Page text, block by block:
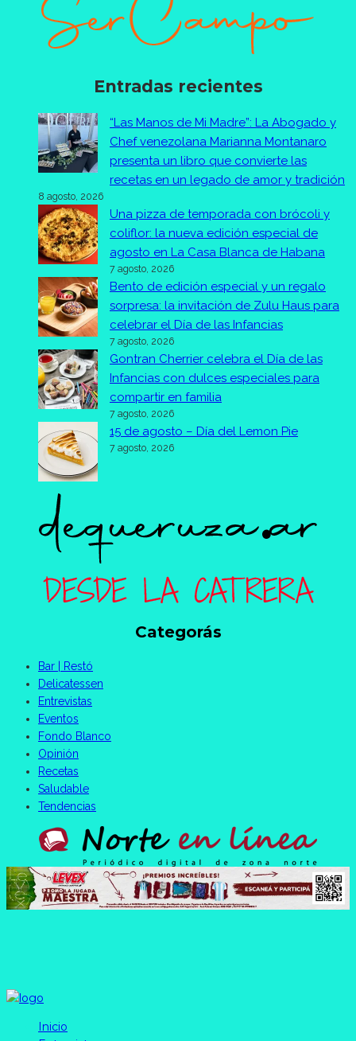
Entradas recientes
“Las Manos de Mi Madre”: La Abogado y
Chef venezolana Marianna Montanaro
presenta un libro que convierte las
recetas en un legado de amor y tradición
8 agosto, 2026
Una pizza de temporada con brócoli y
coliflor: la nueva edición especial de
agosto en La Casa Blanca de Habana
7 agosto, 2026
Bento de edición especial y un regalo
sorpresa: la invitación de Zulu Haus para
celebrar el Día de las Infancias
7 agosto, 2026
Gontran Cherrier celebra el Día de las
Infancias con dulces especiales para
compartir en familia
7 agosto, 2026
15 de agosto – Día del Lemon Pie
7 agosto, 2026
Categorás
Bar | Restó
Delicatessen
Entrevistas
Eventos
Fondo Blanco
Opinión
Recetas
Saludable
Tendencias
Inicio